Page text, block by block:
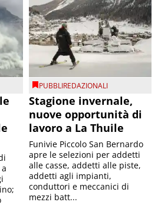
PUBBLIREDAZIONALI
Stagione invernale,
nuove opportunità di
lavoro a La Thuile
Funivie Piccolo San Bernardo
apre le selezioni per addetti
alle casse, addetti alle piste,
addetti agli impianti,
conduttori e meccanici di
mezzi batt...